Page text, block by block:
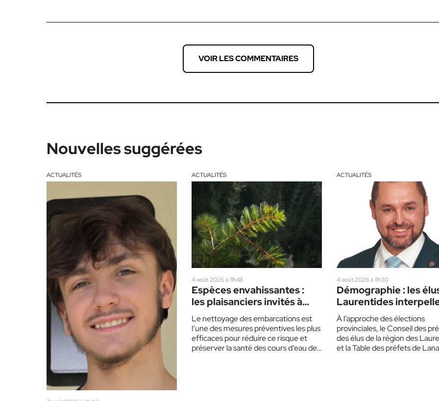
VOIR LES COMMENTAIRES
Nouvelles suggérées
ACTUALITÉS ACTUALITÉS
4 août 2026 à 11h48
Espèces envahissantes :
les plaisanciers invités à
redoubler de prudence cet
été
Le nettoyage des embarcations est
l’une des mesures préventives les plus
efficaces pour réduire ce risque et
préserver la santé des cours d’eau des
ACTUALITÉS
4 août 2026 à 11h30
Démographie : les
Laurentides
partis politiques
À l’approche des élections
provinciales, le Conseil des
des élus de la région des
et la Table des préfets de